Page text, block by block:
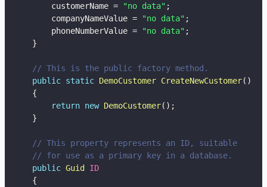
        customerName
= "no data" ;
        companyNameValue
= "no data" ;
        phoneNumberValue
= "no data" ;
}
// This is the public factory method.
public static DemoCustomer CreateNewCustomer( )
{
return new DemoCustomer( ) ;
}
// This property represents an ID, suitable
// for use as a primary key in a database.
public Guid
ID
{